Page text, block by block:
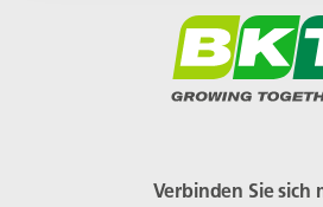
Verbinden Sie sich